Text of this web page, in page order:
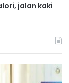
jalan kaki